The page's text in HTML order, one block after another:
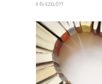
9 ÉV EZELŐTT